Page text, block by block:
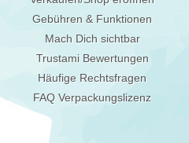
Gebühren & Funktionen
Mach Dich sichtbar
Trustami Bewertungen
Häufige Rechtsfragen
FAQ Verpackungslizenz